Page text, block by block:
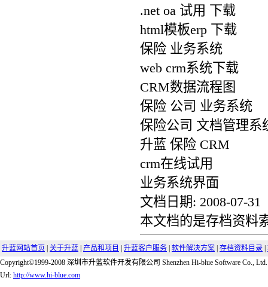
.net oa 试用 下载
html模板erp 下载
保险 业务系统
web crm系统下载
CRM数据流程图
保险 公司 业务系统
保险公司 文档管理系
升蓝 保险 CRM
crm在线试用
业务系统界面
文档日期: 2008-07-31
本文档的是存档资料
升蓝网站首页 关于升蓝 产品和项目 升蓝客户服务 软件解决方案 存档资料目录
Copyright©1999-2008 深圳市升蓝软件开发有限公司 Shenzhen Hi-blue Software Co., Ltd.
Url: http://www.hi-blue.com